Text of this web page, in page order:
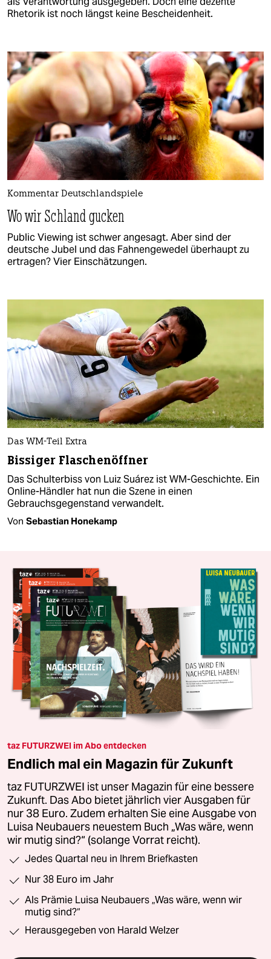
Rhetorik ist noch längst keine Bescheidenheit.
Kommentar Deutschlandspiele
Wo wir Schland gucken
Public Viewing ist schwer angesagt. Aber sind der
deutsche Jubel und das Fahnengewedel überhaupt zu
ertragen? Vier Einschätzungen.
Das WM-Teil Extra
Bissiger Flaschenöffner
Das Schulterbiss von Luiz Suárez ist WM-Geschichte. Ein
Online-Händler hat nun die Szene in einen
Gebrauchsgegenstand verwandelt.
Von Sebastian Honekamp
taz FUTURZWEI im Abo entdecken
Endlich mal ein Magazin für Zukunft
taz FUTURZWEI ist unser Magazin für eine bessere
Zukunft. Das Abo bietet jährlich vier Ausgaben für
nur 38 Euro. Zudem erhalten Sie eine Ausgabe von
Luisa Neubauers neuestem Buch „Was wäre, wenn
wir mutig sind?“ (solange Vorrat reicht).
Jedes Quartal neu in Ihrem Briefkasten
Nur 38 Euro im Jahr
Als Prämie Luisa Neubauers „Was wäre, wenn wir
mutig sind?“
Herausgegeben von Harald Welzer